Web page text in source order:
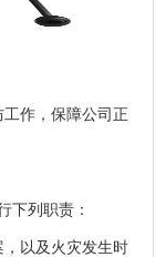
作，保障公司正
下列职责：
以及火灾发生时